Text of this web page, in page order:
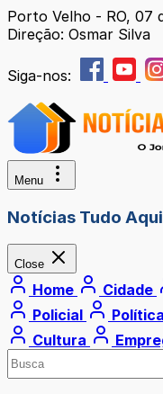
Porto Velho - RO, 07
Direção: Osmar Silva
Siga-nos:
Menu
Notícias Tudo Aqui
Close
Home Cidade
Policial
Política
Cultura